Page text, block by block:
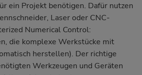
ein Projekt benötigen. Dafür nutzen
Laser oder CNC-
Numerical Control:
die komplexe Werkstücke mit
herstellen). Der richtige
Werkzeugen und Geräten